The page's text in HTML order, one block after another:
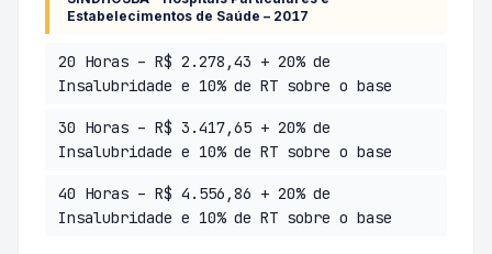
Estabelecimentos de Saúde – 2017
20 Horas – R$ 2.278,43 + 20% de
Insalubridade e 10% de RT sobre o base
30 Horas – R$ 3.417,65 + 20% de
Insalubridade e 10% de RT sobre o base
40 Horas – R$ 4.556,86 + 20% de
Insalubridade e 10% de RT sobre o base